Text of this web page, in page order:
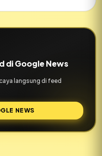
di Google News
langsung di feed
NEWS